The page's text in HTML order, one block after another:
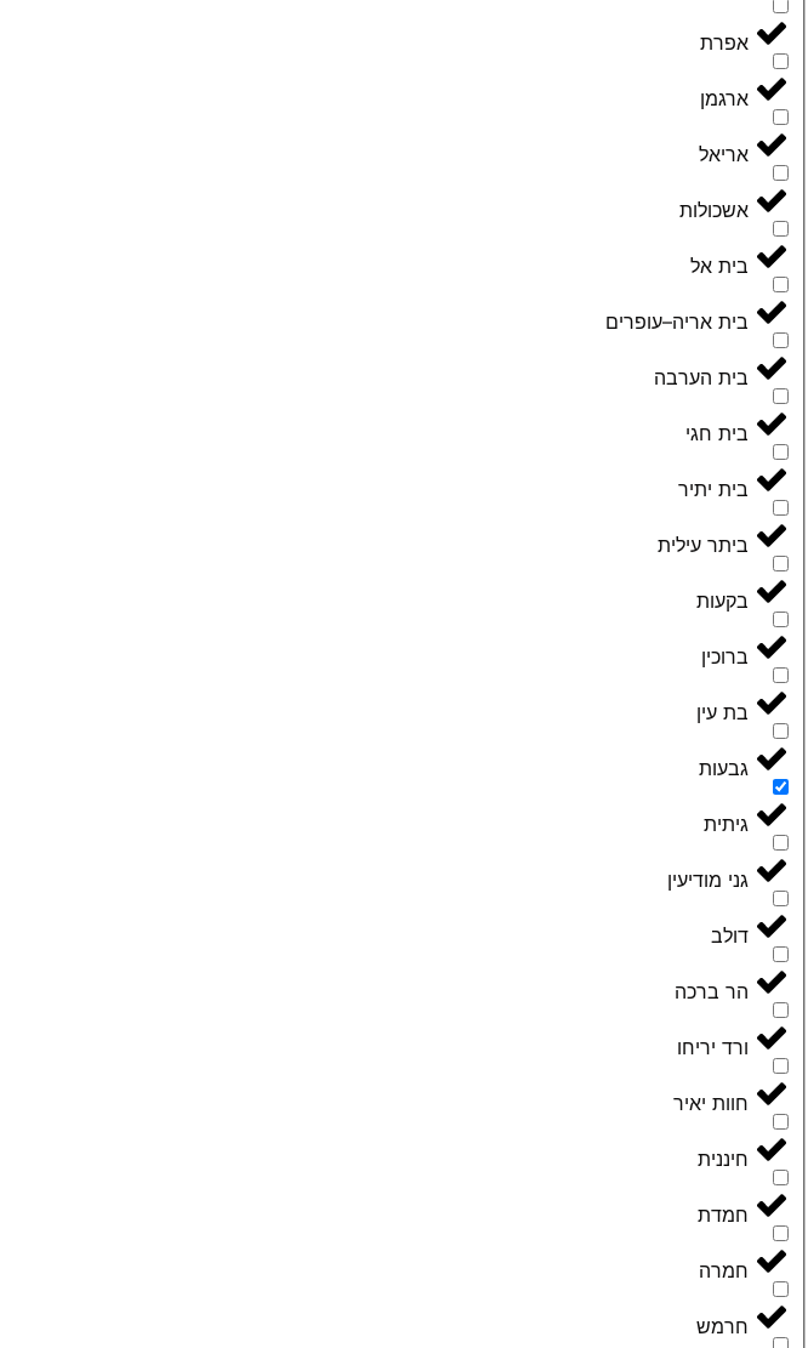
אפרת
ארגמן
אריאל
אשכולות
בית אל
בית אריה–עופרים
בית הערבה
בית חגי
בית יתיר
ביתר עילית
בקעות
ברוכין
בת עין
גבעות
גיתית
גני מודיעין
דולב
הר ברכה
ורד יריחו
חוות יאיר
חיננית
חמדת
חמרה
חרמש